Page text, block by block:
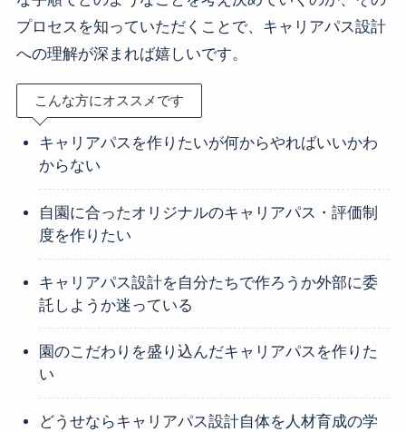
プロセスを知っていただくことで、キャリアパス設計
への理解が深まれば嬉しいです。
こんな方にオススメです
キャリアパスを作りたいが何からやればいいかわ
からない
自園に合ったオリジナルのキャリアパス・評価制
度を作りたい
キャリアパス設計を自分たちで作ろうか外部に委
託しようか迷っている
園のこだわりを盛り込んだキャリアパスを作りた
い
どうせならキャリアパス設計自体を人材育成の学